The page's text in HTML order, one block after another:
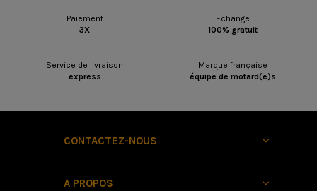
Paiement
3X
Echange
100% gratuit
Service de livraison
express
Marque française
équipe de motard(e)s
CONTACTEZ-NOUS
A PROPOS